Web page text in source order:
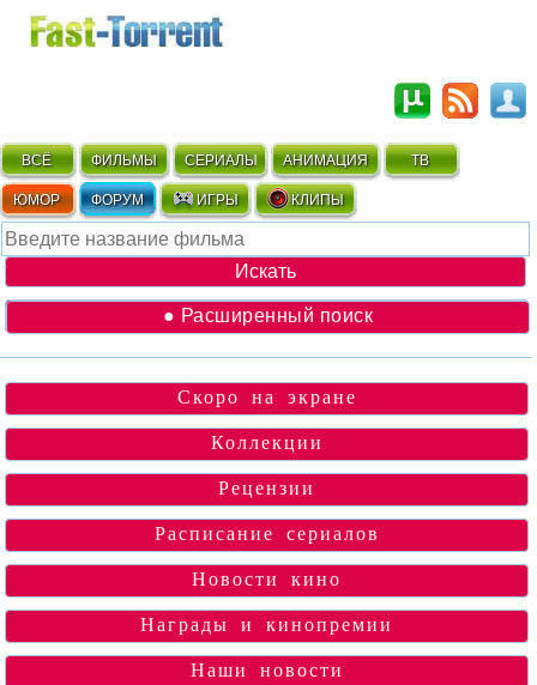
ВСЁ ФИЛЬМЫ СЕРИАЛЫ АНИМАЦИЯ ТВ
ЮМОР ФОРУМ ИГРЫ КЛИПЫ
● Расширенный поиск
Скоро на экране
Коллекции
Рецензии
Расписание сериалов
Новости кино
Награды и кинопремии
Наши новости